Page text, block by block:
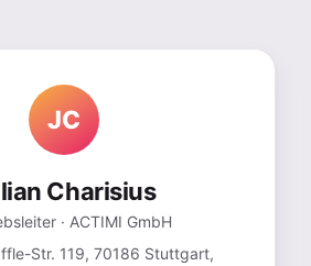
JC
Charisius
· ACTIMI GmbH
Str. 119, 70186 Stuttgart,